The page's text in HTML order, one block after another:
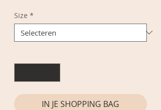
Size *
IN JE SHOPPING BAG